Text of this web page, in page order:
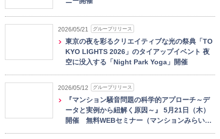
2026/05/21 グループリリース
東京の夜を彩るクリエイティブな光の祭典「TO
KYO LIGHTS 2026」のタイアップイベント 夜
空に没入する「Night Park Yoga」開催
2026/05/12 グループリリース
『マンション騒音問題の科学的アプローチ～デ
ータと実例から紐解く原因～』 5月21日（木）
開催 無料WEBセミナー（マンションみらい…